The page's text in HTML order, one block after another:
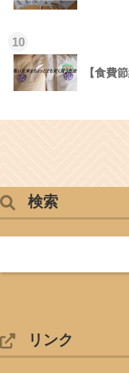
10
【食費
検索
リンク